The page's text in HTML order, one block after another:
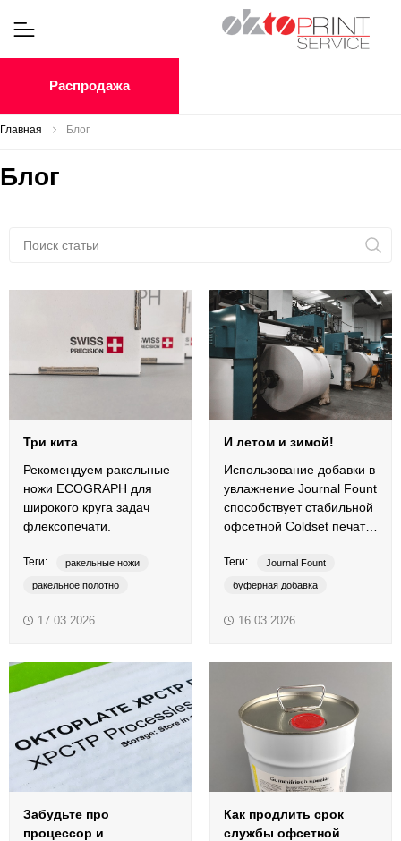
Распродажа
Главная Блог
Блог
Три кита
Рекомендуем ракельные
ножи ECOGRAPH для
широкого круга задач
флексопечати.
Теги: ракельные ножи
ракельное полотно
17.03.2026
И летом и зимой!
Использование добавки в
увлажнение Journal Fount
способствует стабильной
офсетной Coldset печати
Теги: Journal Fount
буферная добавка
16.03.2026
Забудьте про
процессор и
Как продлить срок
службы офсетной